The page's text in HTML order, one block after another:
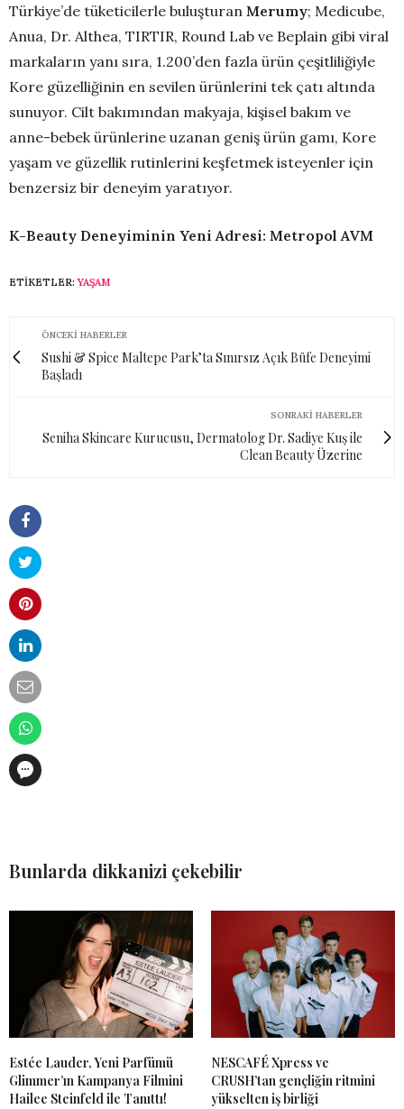
Türkiye’de tüketicilerle buluşturan Merumy; Medicube,
Anua, Dr. Althea, TIRTIR, Round Lab ve Beplain gibi viral
markaların yanı sıra, 1.200’den fazla ürün çeşitliliğiyle
Kore güzelliğinin en sevilen ürünlerini tek çatı altında
sunuyor. Cilt bakımından makyaja, kişisel bakım ve
anne-bebek ürünlerine uzanan geniş ürün gamı, Kore
yaşam ve güzellik rutinlerini keşfetmek isteyenler için
benzersiz bir deneyim yaratıyor.
K-Beauty Deneyiminin Yeni Adresi: Metropol AVM
ETIKETLER:YAŞAM
ÖNCEKI HABERLER
Sushi & Spice Maltepe Park’ta Sınırsız Açık Büfe Deneyimi
Başladı
SONRAKI HABERLER
Seniha Skincare Kurucusu, Dermatolog Dr. Sadiye Kuş ile
Clean Beauty Üzerine
Bunlarda dikkanizi çekebilir
Estée Lauder, Yeni Parfümü
Glimmer’ın Kampanya Filmini
Hailee Steinfeld ile Tanıttı!
NESCAFÉ Xpress ve
CRUSH’tan gençliğin ritmini
yükselten iş birliği